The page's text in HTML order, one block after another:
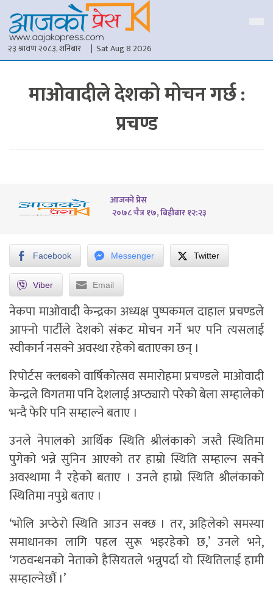
२३ श्रावण २०८३, शनिबार | Sat Aug 8 2026
माओवादीले देशको मोचन गर्छ :
प्रचण्ड
आजको प्रेस
२०७८ चैत्र १७, बिहीबार १२:२३
Facebook Messenger Twitter
Viber Email
नेकपा माओवादी केन्द्रका अध्यक्ष पुष्पकमल दाहाल प्रचण्डले
आफ्नो पार्टीले देशको संकट मोचन गर्ने भए पनि त्यसलाई
स्वीकार्न नसक्ने अवस्था रहेको बताएका छन् ।
रिपोर्टस क्लबको वार्षिकोत्सव समारोहमा प्रचण्डले माओवादी
केन्द्रले विगतमा पनि देशलाई अप्ठ्यारो परेको बेला सम्हालेको
भन्दै फेरि पनि सम्हाल्ने बताए ।
उनले नेपालको आर्थिक स्थिति श्रीलंकाको जस्तै स्थितिमा
पुगेको भन्ने सुनिन आएको तर हाम्रो स्थिति सम्हाल्न सक्ने
अवस्थामा नै रहेको बताए । उनले हाम्रो स्थिति श्रीलंकाको
स्थितिमा नपुग्ने बताए ।
‘भोलि अप्ठेरो स्थिति आउन सक्छ । तर, अहिलेको समस्या
समाधानका लागि पहल सुरू भइरहेको छ,’ उनले भने,
‘गठवन्धनको नेताको हैसियतले भन्नुपर्दा यो स्थितिलाई हामी
सम्हाल्नेछौं ।’